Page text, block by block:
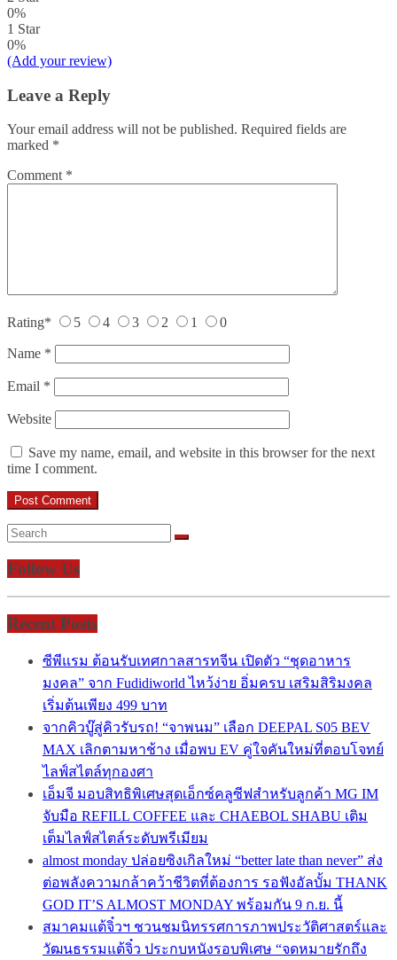
0%
1 Star
0%
(Add your review)
Leave a Reply
Your email address will not be published. Required fields are
marked *
Comment *
Rating* 5 4 3 2 1 0
Name *
Email *
Website
Save my name, email, and website in this browser for the next
time I comment.
Follow Us
Recent Posts
ซีพีแรม ต้อนรับเทศกาลสารทจีน เปิดตัว “ชุดอาหาร
มงคล” จาก Fudidiworld ไหว้ง่าย อิ่มครบ เสริมสิริมงคล
เริ่มต้นเพียง 499 บาท
จากคิวบู๊สู่คิวรับรถ! “จาพนม” เลือก DEEPAL S05 BEV
MAX เลิกตามหาช้าง เมื่อพบ EV คู่ใจคันใหม่ที่ตอบโจทย์
ไลฟ์สไตล์ทุกองศา
เอ็มจี มอบสิทธิพิเศษสุดเอ็กซ์คลูซีฟสำหรับลูกค้า MG IM
จับมือ REFILL COFFEE และ CHAEBOL SHABU เติม
เต็มไลฟ์สไตล์ระดับพรีเมียม
almost monday ปล่อยซิงเกิลใหม่ “better late than never” ส่ง
ต่อพลังความกล้าคว้าชีวิตที่ต้องการ รอฟังอัลบั้ม THANK
GOD IT’S ALMOST MONDAY พร้อมกัน 9 ก.ย. นี้
สมาคมแต้จิ๋วฯ ชวนชมนิทรรศการภาพประวัติศาสตร์และ
วัฒนธรรมแต้จิ๋ว ประกบหนังรอบพิเศษ “จดหมายรักถึง